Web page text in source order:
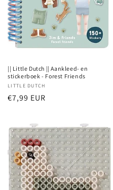
|| Little Dutch || Aankleed- en
stickerboek - Forest Friends
Verkoper:
LITTLE DUTCH
Normale
€7,99 EUR